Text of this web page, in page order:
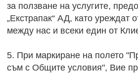
за ползване на услугите,
„Екстрапак“ АД, като уреждат
между нас и всеки един от
5. При маркиране на полето
съм с Общите условия", Вие